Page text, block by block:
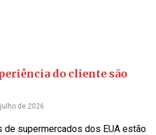
do cliente são
de 2026
de supermercados dos EUA estão